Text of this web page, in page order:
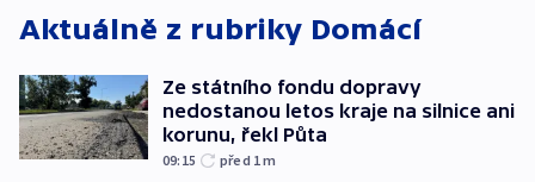
Aktuálně z rubriky Domácí
Ze státního fondu dopravy
nedostanou letos kraje na silnice ani
korunu, řekl Půta
09:15 před 1m